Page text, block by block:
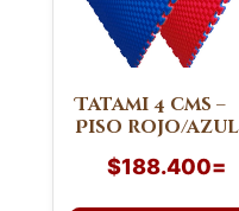
Tatami 4 cms –
Piso rojo/azul
$188.400=